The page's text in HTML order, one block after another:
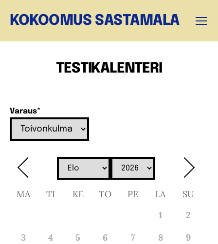
KOKOOMUS SASTAMALA
TESTIKALENTERI
Varaus*
MA TI KE TO PE LA
SU
1
2
3
4 5 6 7 8
9